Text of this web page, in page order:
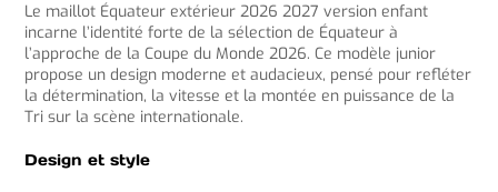
Le maillot Équateur extérieur 2026 2027 version enfant
incarne l’identité forte de la sélection de Équateur à
l’approche de la Coupe du Monde 2026. Ce modèle junior
propose un design moderne et audacieux, pensé pour refléter
la détermination, la vitesse et la montée en puissance de la
Tri sur la scène internationale.
Design et style